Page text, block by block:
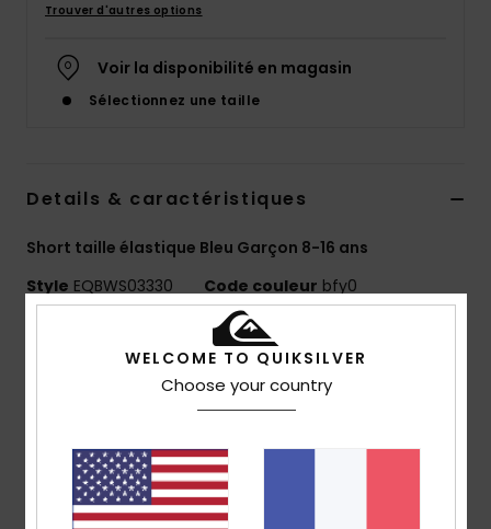
Trouver d'autres options
Voir la disponibilité en magasin
Sélectionnez une taille
Details & caractéristiques
Short taille élastique Bleu Garçon 8-16 ans
Style EQBWS03330 Code couleur bfy0
mélange de coton et élasthanne
délavage acid wash à la javel pour un
Coupe :coupe regular, classique et confortable
Longueur :15"
taille :taille élastique
WELCOME TO QUIKSILVER
Choose your country